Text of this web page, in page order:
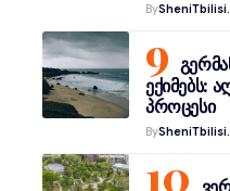
By
ექიმებს:
პროცესი
By